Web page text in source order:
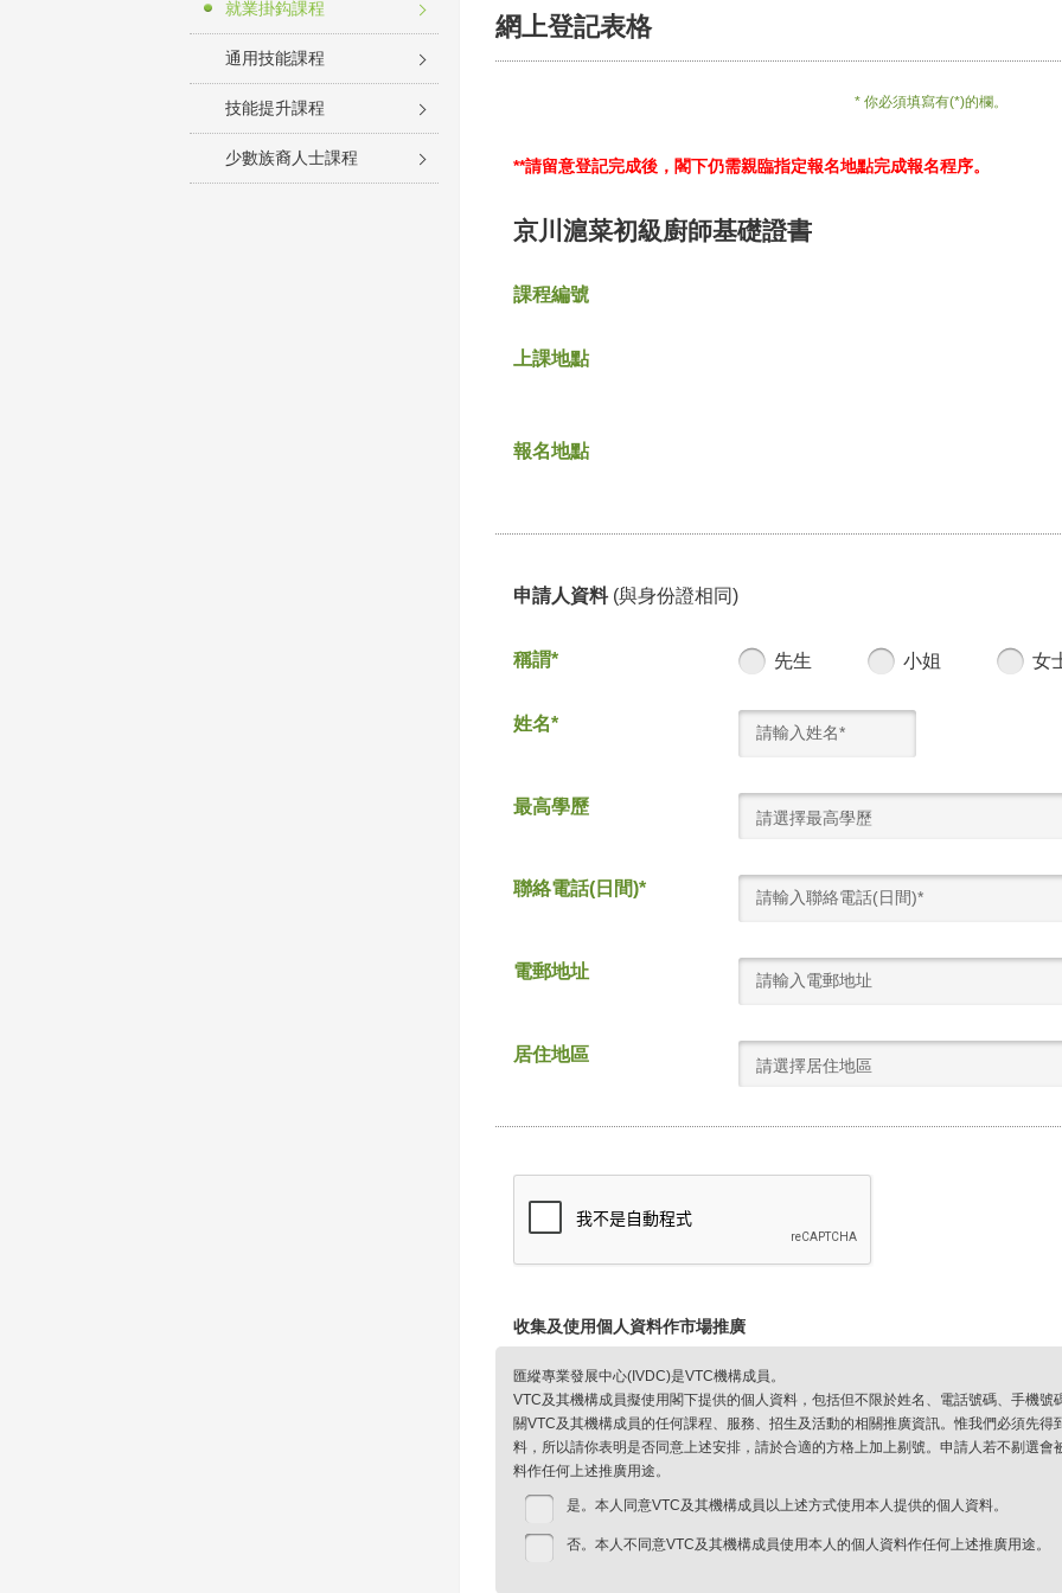
就業掛鈎課程
通用技能課程
技能提升課程
少數族裔人士課程
網上登記表格
* 你必須填寫有(*)的欄。
**請留意登記完成後，閣下仍需親臨指定報名地點完成報名程序。
京川滬菜初級廚師基礎證書
課程編號
上課地點
報名地點
申請人資料 (與身份證相同)
稱謂* 先生 小姐 女
姓名*
最高學歷
請選擇最高學歷
聯絡電話(日間)*
電郵地址
居住地區
請選擇居住地區
收集及使用個人資料作市場推廣
匯縱專業發展中心(IVDC)是VTC機構成員。
VTC及其機構成員擬使用閣下提供的個人資料，包括但不限於姓名、電話號碼、手機
關VTC及其機構成員的任何課程、服務、招生及活動的相關推廣資訊。惟我們必須先
料，所以請你表明是否同意上述安排，請於合適的方格上加上剔號。申請人若不剔選
料作任何上述推廣用途。
是。本人同意VTC及其機構成員以上述方式使用本人提供的個人資料。
否。本人不同意VTC及其機構成員使用本人的個人資料作任何上述推廣用途。